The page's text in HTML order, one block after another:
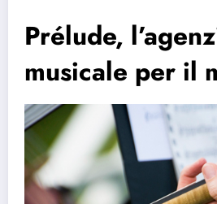
Prélude,
musicale per il